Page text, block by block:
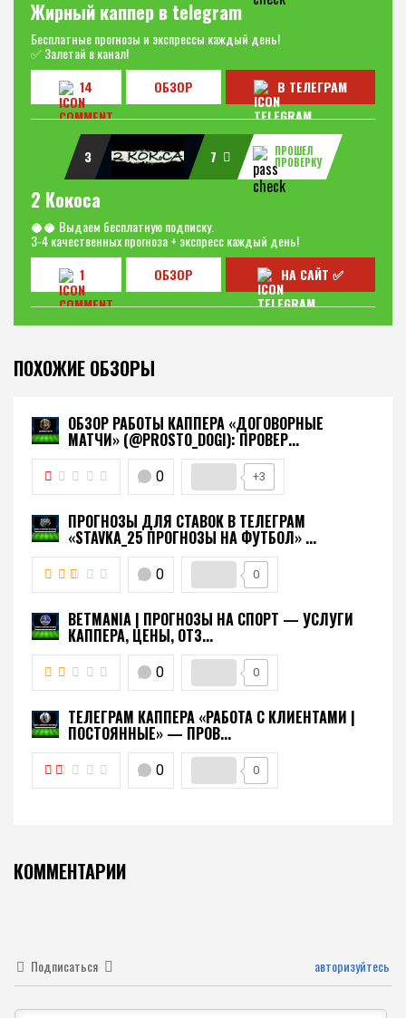
Жирный каппер в telegram
Бесплатные прогнозы и экспрессы каждый день!
✅ Залетай в канал!
14
ОБЗОР В ТЕЛЕГРАМ
3 7
ПРОШЕЛ
ПРОВЕРКУ
2 Кокоса
🥥🥥 Выдаем бесплатную подписку.
3-4 качественных прогноза + экспресс каждый день!
1
ОБЗОР НА САЙТ ✅
ПОХОЖИЕ ОБЗОРЫ
ОБЗОР РАБОТЫ КАППЕРА «ДОГОВОРНЫЕ
МАТЧИ» (@PROSTO_DOGI): ПРОВЕР...
0 +3
ПРОГНОЗЫ ДЛЯ СТАВОК В ТЕЛЕГРАМ
«STAVKA_25 ПРОГНОЗЫ НА ФУТБОЛ» ...
0 0
BETMANIA | ПРОГНОЗЫ НА СПОРТ — УСЛУГИ
КАППЕРА, ЦЕНЫ, ОТЗ...
0 0
ТЕЛЕГРАМ КАППЕРА «РАБОТА С КЛИЕНТАМИ |
ПОСТОЯННЫЕ» — ПРОВ...
0 0
КОММЕНТАРИИ
Подписаться авторизуйтесь